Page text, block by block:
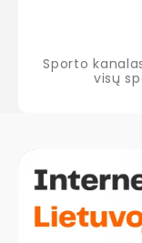
Sporto
visų